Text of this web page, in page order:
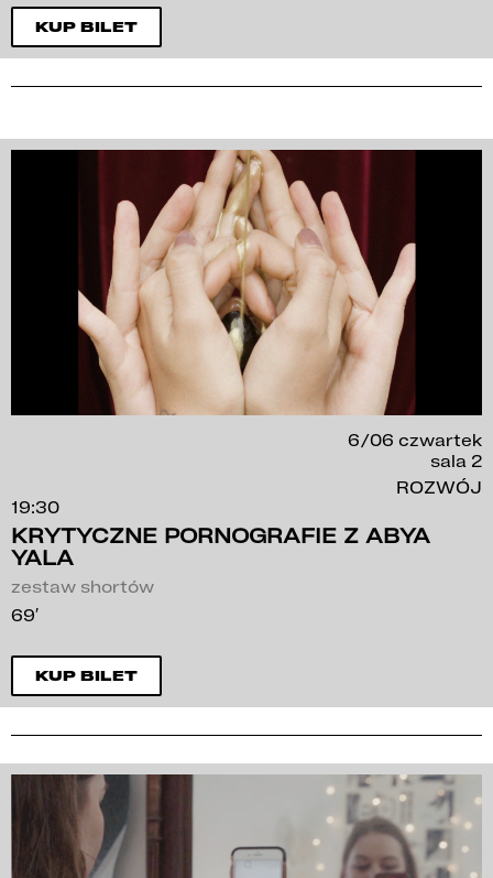
KUP BILET
6/06 czwartek
sala 2
ROZWÓJ
19:30
KRYTYCZNE PORNOGRAFIE Z ABYA
YALA
zestaw shortów
69′
KUP BILET